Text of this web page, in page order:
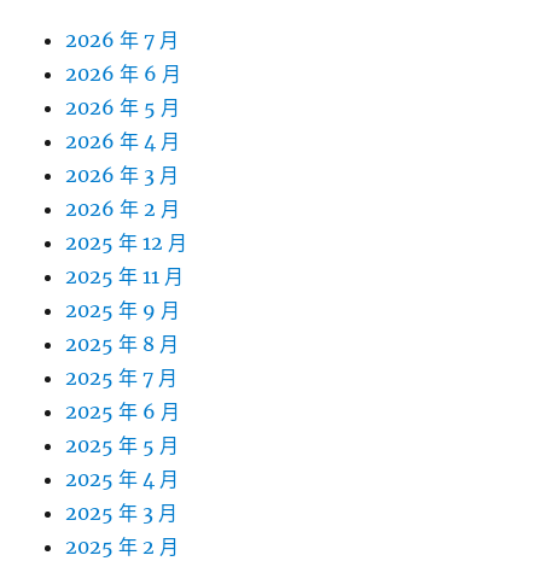
2026 年 7 月
2026 年 6 月
2026 年 5 月
2026 年 4 月
2026 年 3 月
2026 年 2 月
2025 年 12 月
2025 年 11 月
2025 年 9 月
2025 年 8 月
2025 年 7 月
2025 年 6 月
2025 年 5 月
2025 年 4 月
2025 年 3 月
2025 年 2 月